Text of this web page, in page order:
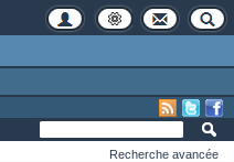
Recherche avancée